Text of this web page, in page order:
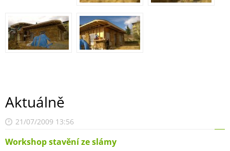
Aktuálně
21/07/2009 13:56
Workshop stavění ze slámy